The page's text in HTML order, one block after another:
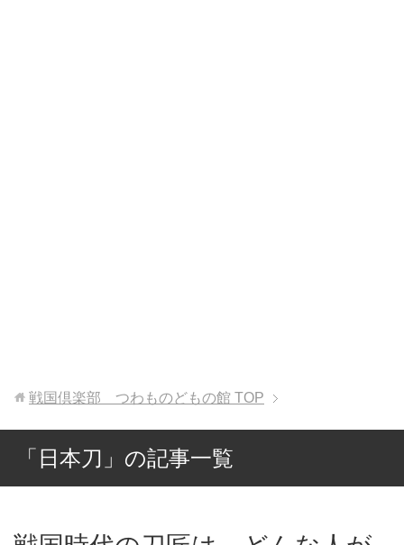
戦国倶楽部 つわものどもの館 TOP
「日本刀」の記事一覧